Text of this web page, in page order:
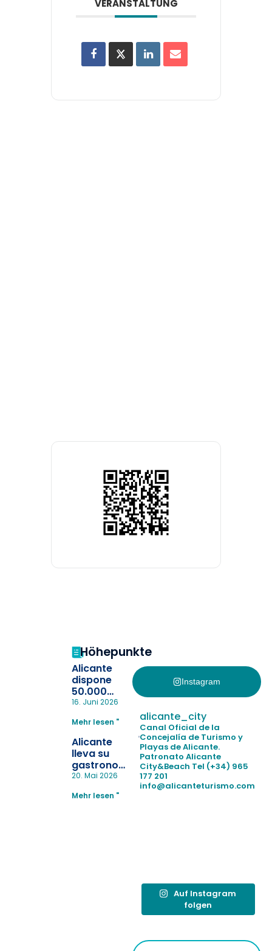
VERANSTALTUNG
Höhepunkte
Alicante
dispone
50.000
pulseras
la
pérdida de niños
en las
playas y
realiza con
simulacro de socorrismo
16. Juni 2026
Mehr lesen "
Alicante
lleva su
gastronomía
a Madrid
reforzar el
20. Mai 2026
Mehr lesen "
Instagram
alicante_city
Canal Oficial de la
Concejalía de Turismo y
Playas de Alicante.
Patronato Alicante
City&Beach Tel (+34) 965
177 201
info@alicanteturismo.com
Auf Instagram
folgen